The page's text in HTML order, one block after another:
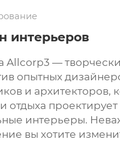
интерьеров
Allcorp3 —
опытных
и архитекторов,
отдыха проектирует
интерьеры.
вы хотите